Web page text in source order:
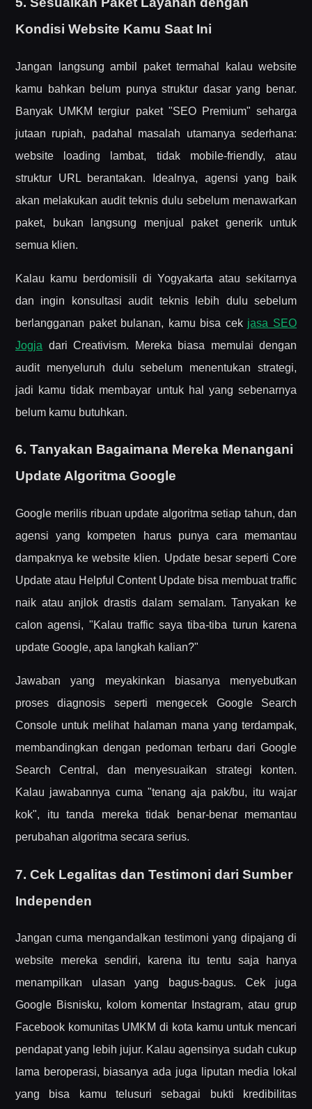
Kondisi Website Kamu Saat Ini
Jangan langsung ambil paket termahal kalau website
kamu bahkan belum punya struktur dasar yang benar.
Banyak UMKM tergiur paket "SEO Premium" seharga
jutaan rupiah, padahal masalah utamanya sederhana:
website loading lambat, tidak mobile-friendly, atau
struktur URL berantakan. Idealnya, agensi yang baik
akan melakukan audit teknis dulu sebelum menawarkan
paket, bukan langsung menjual paket generik untuk
semua klien.
Kalau kamu berdomisili di Yogyakarta atau sekitarnya
dan ingin konsultasi audit teknis lebih dulu sebelum
berlangganan paket bulanan, kamu bisa cek jasa SEO
Jogja dari Creativism. Mereka biasa memulai dengan
audit menyeluruh dulu sebelum menentukan strategi,
jadi kamu tidak membayar untuk hal yang sebenarnya
belum kamu butuhkan.
6. Tanyakan Bagaimana Mereka Menangani
Update Algoritma Google
Google merilis ribuan update algoritma setiap tahun, dan
agensi yang kompeten harus punya cara memantau
dampaknya ke website klien. Update besar seperti Core
Update atau Helpful Content Update bisa membuat traffic
naik atau anjlok drastis dalam semalam. Tanyakan ke
calon agensi, "Kalau traffic saya tiba-tiba turun karena
update Google, apa langkah kalian?"
Jawaban yang meyakinkan biasanya menyebutkan
proses diagnosis seperti mengecek Google Search
Console untuk melihat halaman mana yang terdampak,
membandingkan dengan pedoman terbaru dari Google
Search Central, dan menyesuaikan strategi konten.
Kalau jawabannya cuma "tenang aja pak/bu, itu wajar
kok", itu tanda mereka tidak benar-benar memantau
perubahan algoritma secara serius.
7. Cek Legalitas dan Testimoni dari Sumber
Independen
Jangan cuma mengandalkan testimoni yang dipajang di
website mereka sendiri, karena itu tentu saja hanya
menampilkan ulasan yang bagus-bagus. Cek juga
Google Bisnisku, kolom komentar Instagram, atau grup
Facebook komunitas UMKM di kota kamu untuk mencari
pendapat yang lebih jujur. Kalau agensinya sudah cukup
lama beroperasi, biasanya ada juga liputan media lokal
yang bisa kamu telusuri sebagai bukti kredibilitas